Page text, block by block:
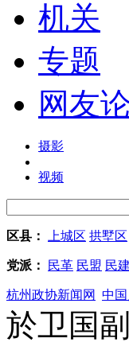
机关
专题
网友
摄影
视频
区县： 上城区 拱墅区
党派： 民革 民盟 民建
杭州政协新闻网 中
於卫国